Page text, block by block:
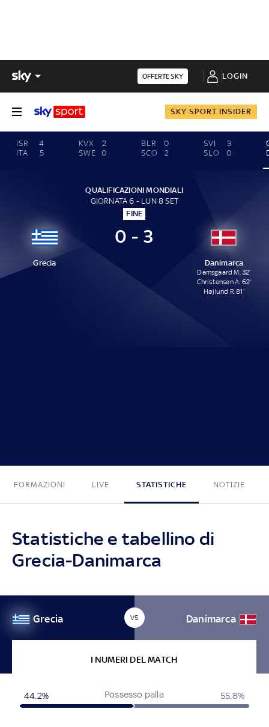
OFFERTE SKY LOGIN
SKY SPORT INSIDER
ISR
4
ITA
5
KVX
2
SWE
0
BLR
0
SCO
2
SVI
3
SLO
0
QUALIFICAZIONI MONDIALI
GIORNATA 6 - LUN 8 SET
FINE
Grecia
0 - 3
Danimarca
Damsgaard M. 32'
Christensen A. 62'
Højlund R. 81'
FORMAZIONI LIVE STATISTICHE NOTIZIE
Statistiche e tabellino di
Grecia-Danimarca
Grecia VS Danimarca
I NUMERI DEL MATCH
Possesso palla
44.2% 55.8%